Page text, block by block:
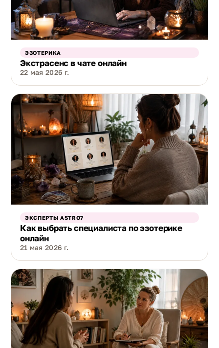
ЭЗОТЕРИКА
Экстрасенс в чате онлайн
22 мая 2026 г.
ЭКСПЕРТЫ ASTRO7
Как выбрать специалиста по эзотерике
онлайн
21 мая 2026 г.